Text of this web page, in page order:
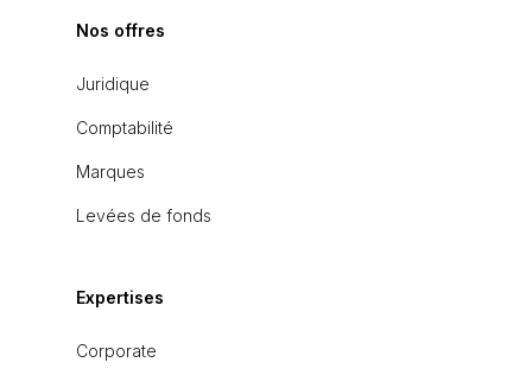
Nos offres
Juridique
Comptabilité
Marques
Levées de fonds
Expertises
Corporate